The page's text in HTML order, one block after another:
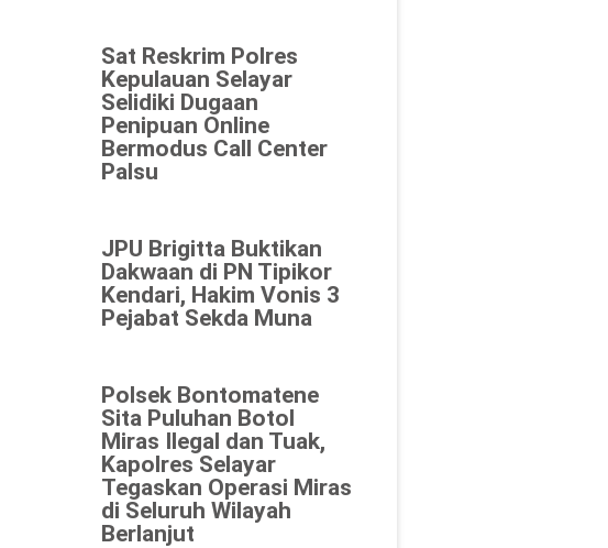
Sat Reskrim Polres
Kepulauan Selayar
Selidiki Dugaan
Penipuan Online
Bermodus Call Center
Palsu
JPU Brigitta Buktikan
Dakwaan di PN Tipikor
Kendari, Hakim Vonis 3
Pejabat Sekda Muna
Polsek Bontomatene
Sita Puluhan Botol
Miras Ilegal dan Tuak,
Kapolres Selayar
Tegaskan Operasi Miras
di Seluruh Wilayah
Berlanjut